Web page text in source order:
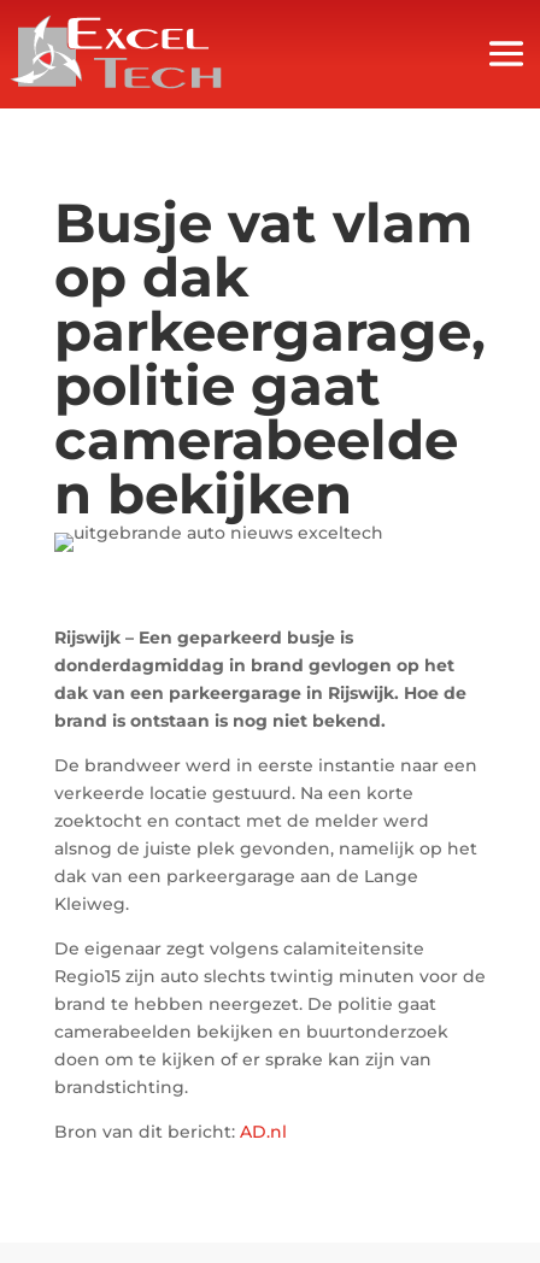
Busje vat vlam
op dak
parkeergarage,
politie gaat
camerabeelde
n bekijken
Rijswijk – Een geparkeerd busje is
donderdagmiddag in brand gevlogen op het
dak van een parkeergarage in Rijswijk. Hoe de
brand is ontstaan is nog niet bekend.
De brandweer werd in eerste instantie naar een
verkeerde locatie gestuurd. Na een korte
zoektocht en contact met de melder werd
alsnog de juiste plek gevonden, namelijk op het
dak van een parkeergarage aan de Lange
Kleiweg.
De eigenaar zegt volgens calamiteitensite
Regio15 zijn auto slechts twintig minuten voor de
brand te hebben neergezet. De politie gaat
camerabeelden bekijken en buurtonderzoek
doen om te kijken of er sprake kan zijn van
brandstichting.
Bron van dit bericht: AD.nl